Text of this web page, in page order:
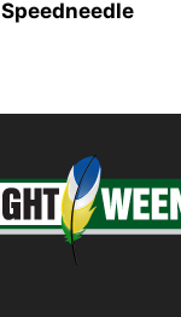
Speedneedle